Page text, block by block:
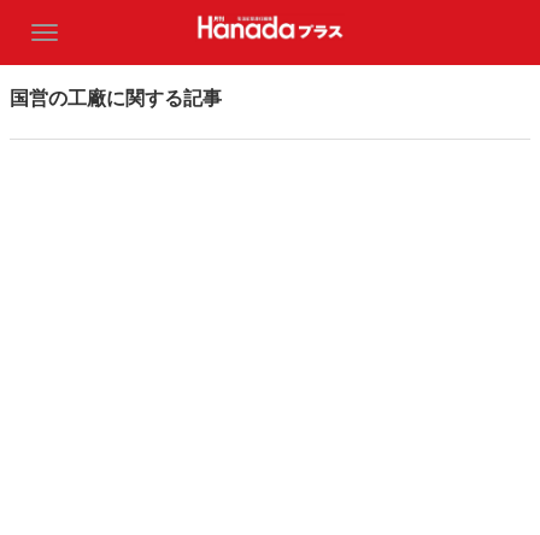
国営の工廠に関する記事